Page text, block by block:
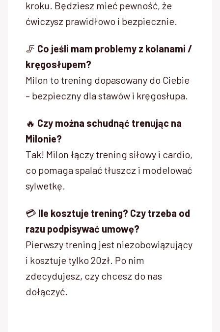
kroku. Będziesz mieć pewność, że
ćwiczysz prawidłowo i bezpiecznie.
🦵 Co jeśli mam problemy z kolanami /
kręgosłupem?
Milon to trening dopasowany do Ciebie
– bezpieczny dla stawów i kręgosłupa.
🔥 Czy można schudnąć trenując na
Milonie?
Tak! Milon łączy trening siłowy i cardio,
co pomaga spalać tłuszcz i modelować
sylwetkę.
💳 Ile kosztuje trening? Czy trzeba od
razu podpisywać umowę?
Pierwszy trening jest niezobowiązujący
i kosztuje tylko 20zł. Po nim
zdecydujesz, czy chcesz do nas
dołączyć.